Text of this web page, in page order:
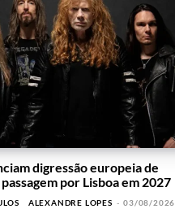
digressão europeia de
por Lisboa em 2027
ALEXANDRE LOPES - 03/08/2026